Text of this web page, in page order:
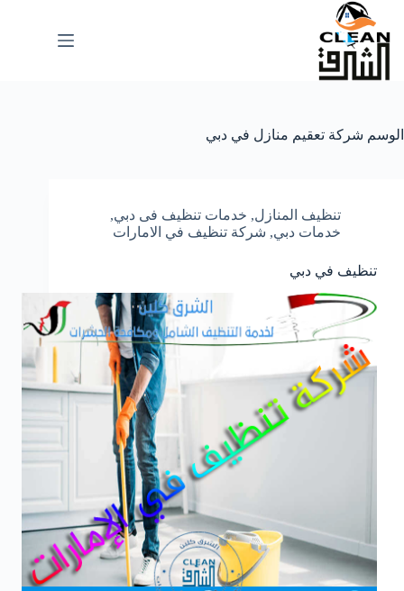
التجاوز
المحتوى
الوسم شركة تعقيم منازل في دبي
تنظيف المنازل, خدمات تنظيف فى دبي,
خدمات دبي, شركة تنظيف في الامارات
تنظيف في دبي